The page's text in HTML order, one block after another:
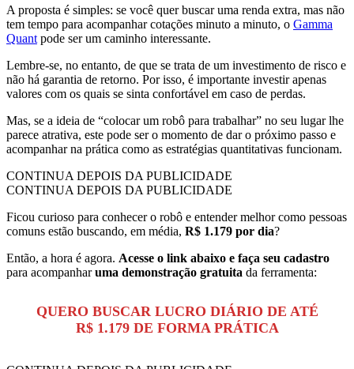
A proposta é simples: se você quer buscar uma renda extra, mas não
tem tempo para acompanhar cotações minuto a minuto, o Gamma
Quant pode ser um caminho interessante.
Lembre-se, no entanto, de que se trata de um investimento de risco e
não há garantia de retorno. Por isso, é importante investir apenas
valores com os quais se sinta confortável em caso de perdas.
Mas, se a ideia de “colocar um robô para trabalhar” no seu lugar lhe
parece atrativa, este pode ser o momento de dar o próximo passo e
acompanhar na prática como as estratégias quantitativas funcionam.
CONTINUA DEPOIS DA PUBLICIDADE
CONTINUA DEPOIS DA PUBLICIDADE
Ficou curioso para conhecer o robô e entender melhor como pessoas
comuns estão buscando, em média, R$ 1.179 por dia?
Então, a hora é agora. Acesse o link abaixo e faça seu cadastro
para acompanharuma demonstração gratuita da ferramenta:
QUERO BUSCAR LUCRO DIÁRIO DE ATÉ
R$ 1.179 DE FORMA PRÁTICA